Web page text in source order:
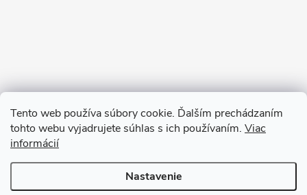
Tento web používa súbory cookie. Ďalším prechádzaním
tohto webu vyjadrujete súhlas s ich používaním. Viac
informácií
Nastavenie
Copyright 2026Ratanea.sk. Všetky práva vyhradené.Upraviť nastavenie